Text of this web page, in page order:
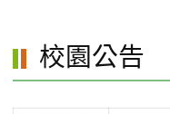
校園公告